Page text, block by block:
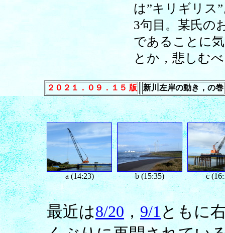
は”キリギリス
3句目。某氏の
であることに
とか，悲しむ
２０２１．０９．１５ 版 新川左岸の動き，の巻
a (14:23) b (15:35) c
最近は8/20 ， 9/1 ともに